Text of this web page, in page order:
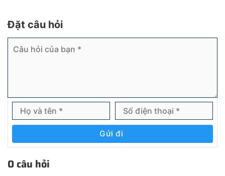
Đặt câu hỏi
Gửi đi
0 câu hỏi